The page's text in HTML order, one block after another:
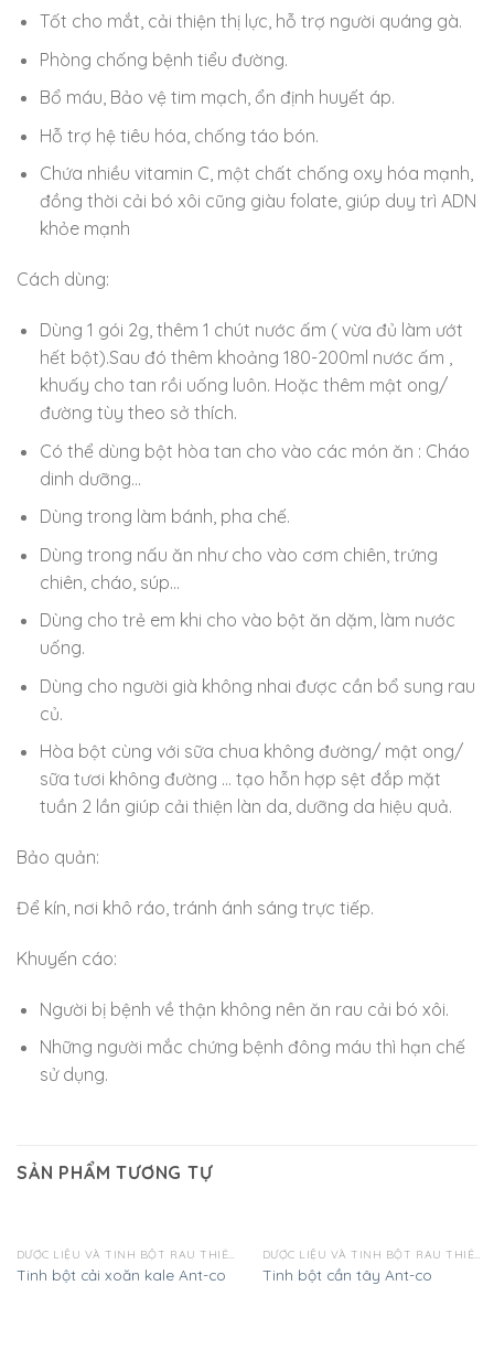
Tốt cho mắt, cải thiện thị lực, hỗ trợ người quáng gà.
Phòng chống bệnh tiểu đường.
Bổ máu, Bảo vệ tim mạch, ổn định huyết áp.
Hỗ trợ hệ tiêu hóa, chống táo bón.
Chứa nhiều vitamin C, một chất chống oxy hóa mạnh,
đồng thời cải bó xôi cũng giàu folate, giúp duy trì ADN
khỏe mạnh
Cách dùng:
Dùng 1 gói 2g, thêm 1 chút nước ấm ( vừa đủ làm ướt
hết bột).Sau đó thêm khoảng 180-200ml nước ấm ,
khuấy cho tan rồi uống luôn. Hoặc thêm mật ong/
đường tùy theo sở thích.
Có thể dùng bột hòa tan cho vào các món ăn : Cháo
dinh dưỡng…
Dùng trong làm bánh, pha chế.
Dùng trong nấu ăn như cho vào cơm chiên, trứng
chiên, cháo, súp…
Dùng cho trẻ em khi cho vào bột ăn dặm, làm nước
uống.
Dùng cho người già không nhai được cần bổ sung rau
củ.
Hòa bột cùng với sữa chua không đường/ mật ong/
sữa tươi không đường … tạo hỗn hợp sệt đắp mặt
tuần 2 lần giúp cải thiện làn da, dưỡng da hiệu quả.
Bảo quản:
Để kín, nơi khô ráo, tránh ánh sáng trực tiếp.
Khuyến cáo:
Người bị bệnh về thận không nên ăn rau cải bó xôi.
Những người mắc chứng bệnh đông máu thì hạn chế
sử dụng.
SẢN PHẨM TƯƠNG TỰ
Tinh bột cải xoăn kale Ant-co Tinh bột cần tây Ant-co